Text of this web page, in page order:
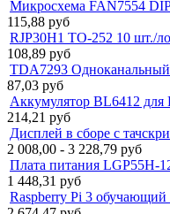
Микросхема FAN7554
115,88 руб
RJP30H1 TO-252 10 шт./
108,89 руб
TDA7293 Одноканальный
87,03 руб
Аккумулятор BL6412 для
214,21 руб
Дисплей в сборе с
2 008,00 - 3 228,79 руб
Плата питания LGP55H-
1 448,31 руб
Raspberry Pi 3 обучающий